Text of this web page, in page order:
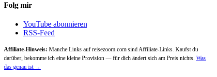
Folg mir
YouTube abonnieren
RSS-Feed
Affiliate-Hinweis: Manche Links auf reisezoom.com sind Affiliate-Links. Kaufst du
darüber, bekomme ich eine kleine Provision — für dich ändert sich am Preis nichts. Was
das genau ist →